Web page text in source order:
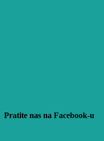
Pratite nas na Facebook-u